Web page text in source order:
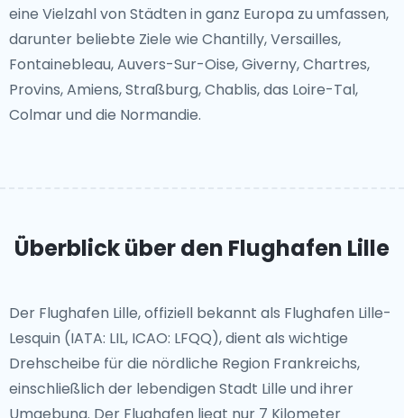
eine Vielzahl von Städten in ganz Europa zu umfassen,
darunter beliebte Ziele wie Chantilly, Versailles,
Fontainebleau, Auvers-Sur-Oise, Giverny, Chartres,
Provins, Amiens, Straßburg, Chablis, das Loire-Tal,
Colmar und die Normandie.
Überblick über den Flughafen Lille
Der Flughafen Lille, offiziell bekannt als Flughafen Lille-
Lesquin (IATA: LIL, ICAO: LFQQ), dient als wichtige
Drehscheibe für die nördliche Region Frankreichs,
einschließlich der lebendigen Stadt Lille und ihrer